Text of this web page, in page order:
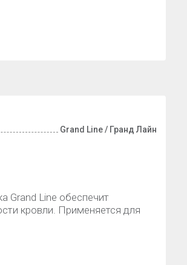
Grand Line / Гранд Лайн
Grand Line обеспечит
кровли. Применяется для